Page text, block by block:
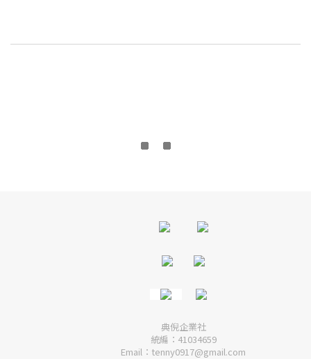
典倪企業社
統編：41034659
Email：tenny0917@gmail.com